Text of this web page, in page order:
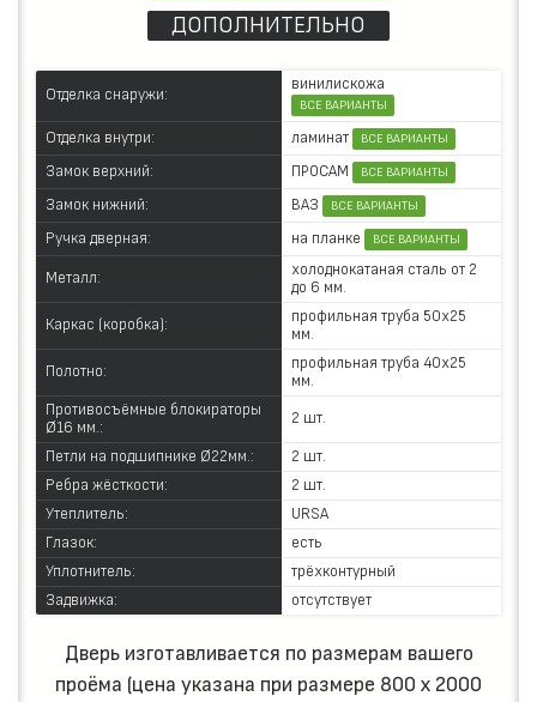
ДОПОЛНИТЕЛЬНО
Отделка снаружи:
винилискожа
ВСЕ ВАРИАНТЫ
Отделка внутри: ламинат ВСЕ ВАРИАНТЫ
Замок верхний: ПРОСАМ ВСЕ ВАРИАНТЫ
Замок нижний: ВАЗ ВСЕ ВАРИАНТЫ
Ручка дверная: на планке ВСЕ ВАРИАНТЫ
Металл:
холоднокатаная сталь от 2
до 6 мм.
Каркас (коробка):
профильная труба 50х25
мм.
Полотно:
профильная труба 40х25
мм.
Противосъёмные блокираторы
Ø16 мм.:
2 шт.
Петли на подшипнике Ø22мм.:
2 шт.
Ребра жёсткости:
2 шт.
Утеплитель:
URSA
Глазок:
есть
Уплотнитель:
трёхконтурный
Задвижка:
отсутствует
Дверь изготавливается по размерам вашего
проёма (цена указана при размере 800 х 2000